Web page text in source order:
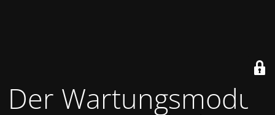
Der Wartungsmodus